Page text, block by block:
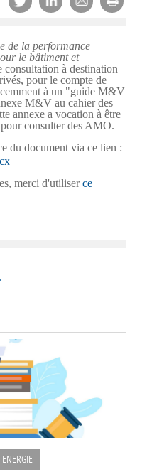
de la performance
le bâtiment et
consultation à destination
pour le compte de
à un "guide M&V
M&V au cahier des
annexe a vocation à être
consulter des AMO.
du document via ce lien :
merci d'utiliserce